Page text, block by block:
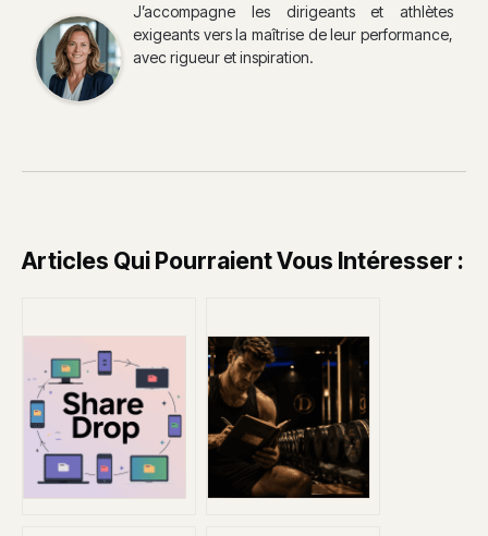
J’accompagne les dirigeants et athlètes
exigeants vers la maîtrise de leur performance,
avec rigueur et inspiration.
Articles Qui Pourraient Vous Intéresser :